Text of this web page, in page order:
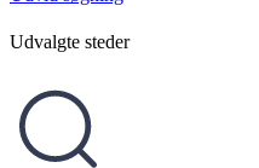
Udvalgte steder